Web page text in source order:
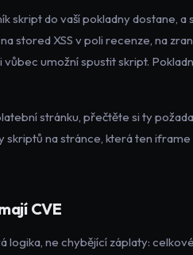
do vaší pokladny dostane, a
stored XSS v poli recenze, na
umožní spustit skript.
stránku, přečtěte si ty
na stránce, která ten iframe
CVE
ne chybějící záplaty: